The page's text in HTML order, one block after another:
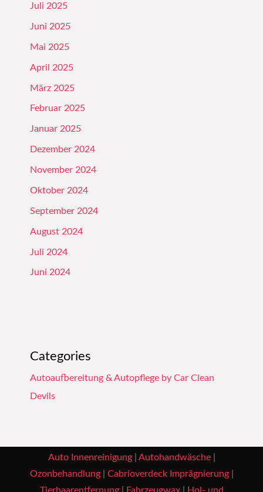
Juli 2025
Juni 2025
Mai 2025
April 2025
März 2025
Februar 2025
Januar 2025
Dezember 2024
November 2024
Oktober 2024
September 2024
August 2024
Juli 2024
Juni 2024
Categories
Autoaufbereitung & Autopflege by Car Clean
Devils
Auto Innenreinigung| Autohandwäsche|
Ozonbehandlung| Cabrioverdeck Imprägnierung|